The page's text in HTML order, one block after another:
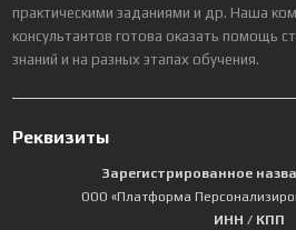
практическими заданиями и др. Наша
консультантов готова оказать помощь
знаний и на разных этапах обучения.
Реквизиты
Зарегистрированное
ООО «Платформа
ИНН / КПП